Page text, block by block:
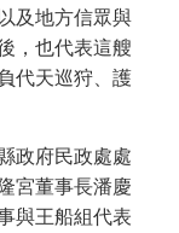
及地方信眾與
，也代表這艘
代天巡狩、護
政府民政處處
宮董事長潘慶
與王船組代表